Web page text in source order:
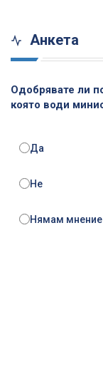
Анкета
Одобрявате ли
която води
Да
Не
Нямам мнение